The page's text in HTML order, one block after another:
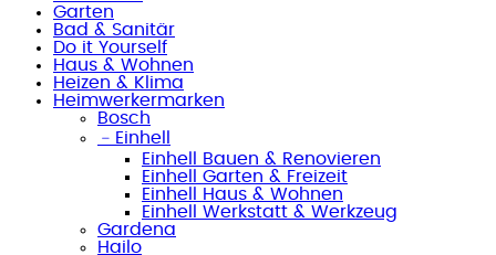
Garten
Bad & Sanitär
Do it Yourself
Haus & Wohnen
Heizen & Klima
Heimwerkermarken
Bosch
﹣ Einhell
Einhell Bauen & Renovieren
Einhell Garten & Freizeit
Einhell Haus & Wohnen
Einhell Werkstatt & Werkzeug
Gardena
Hailo